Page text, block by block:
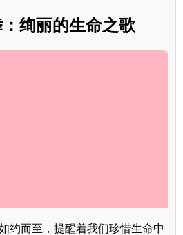
绚丽的生命之歌
约而至，提醒着我们珍惜生命中